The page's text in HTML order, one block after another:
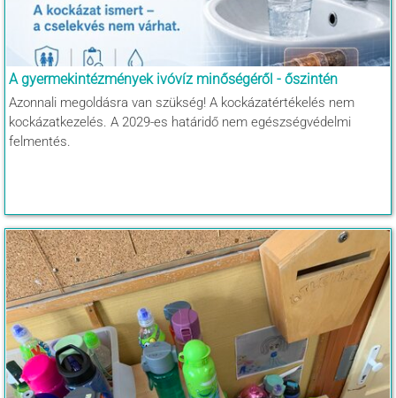
A gyermekintézmények ivóvíz minőségéről - őszintén
Azonnali megoldásra van szükség! A kockázatértékelés nem
kockázatkezelés. A 2029-es határidő nem egészségvédelmi
felmentés.